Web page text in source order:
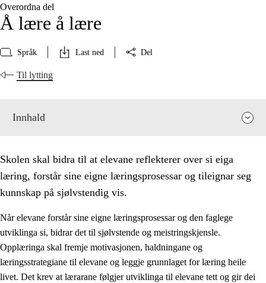
Overordna del
Å lære å lære
Språk Last ned Del
Til lytting
Innhald
Skolen skal bidra til at elevane reflekterer over si eiga
læring, forstår sine eigne læringsprosessar og tileignar seg
kunnskap på sjølvstendig vis.
Når elevane forstår sine eigne læringsprosessar og den faglege
utviklinga si, bidrar det til sjølvstende og meistringskjensle.
Opplæringa skal fremje motivasjonen, haldningane og
læringsstrategiane til elevane og leggje grunnlaget for læring heile
livet. Det krev at lærarane følgjer utviklinga til elevane tett og gir dei